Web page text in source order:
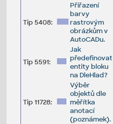
Tip 5408:
Přiřazení
barvy
rastrovým
obrázkům v
AutoCADu.
Tip 5591:
Jak
předefinovat
entity bloku
na DleHlad?
Tip 11728:
Výběr
objektů dle
měřítka
anotací
(poznámek).